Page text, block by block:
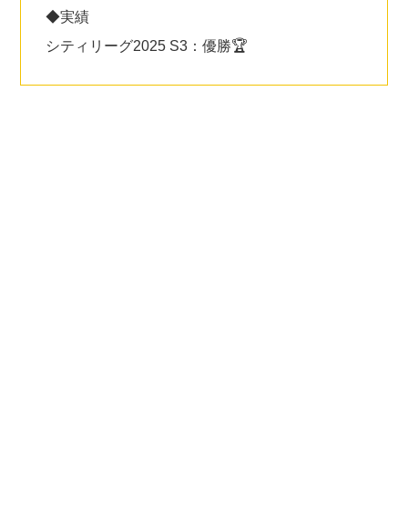
◆実績
シティリーグ2025 S3：優勝🏆